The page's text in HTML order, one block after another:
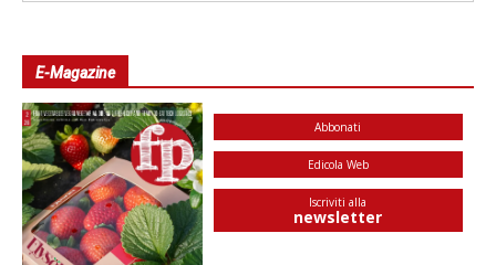
E-Magazine
Abbonati
Edicola Web
Iscriviti alla
newsletter